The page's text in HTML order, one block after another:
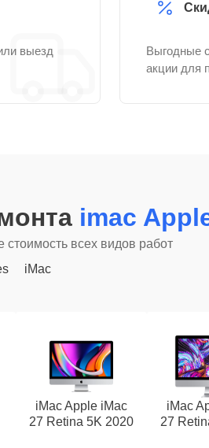
выезд
Выгодные
акции для
imac
стоимость всех видов работ
iMac
iMac Apple iMac
27 Retina 5K 2020
iMac
27